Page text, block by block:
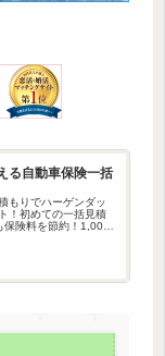
る自動車保険一括
もりでハーゲンダッ
！初めての一括見積
険料を節約！1,000